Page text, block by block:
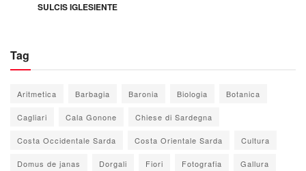
SULCIS IGLESIENTE
Tag
Aritmetica Barbagia Baronia Biologia Botanica
Cagliari Cala Gonone Chiese di Sardegna
Costa Occidentale Sarda Costa Orientale Sarda Cultura
Domus de janas Dorgali Fiori Fotografia Gallura